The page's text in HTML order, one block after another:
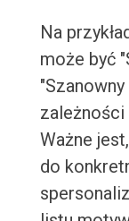
Na
może być
Ważne
do